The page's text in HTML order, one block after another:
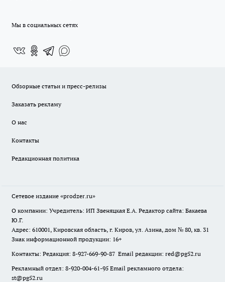
Мы в социальных сетях
Обзорные статьи и пресс-релизы
Заказать рекламу
О нас
Контакты
Редакционная политика
Сетевое издание «prodzer.ru»
О компании: Учредитель: ИП Звеняцкая Е.А. Редактор сайта: Бакаева
Ю.Г.
Адрес: 610001, Кировская область, г. Киров, ул. Азина, дом № 80, кв. 31
Знак информационной продукции: 16+
Контакты: Редакция: 8-927-669-90-87 Email редакции: red@pg52.ru
Рекламный отдел: 8-920-004-61-95 Email рекламного отдела:
st@pg52.ru